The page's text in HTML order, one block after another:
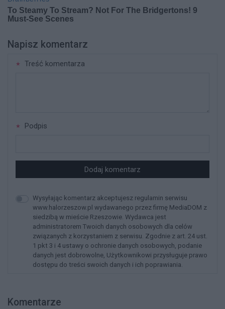
Napisz komentarz
Treść komentarza
Podpis
Dodaj komentarz
Wysyłając komentarz akceptujesz regulamin serwisu
www.halorzeszow.pl wydawanego przez firmę MediaDOM z
siedzibą w mieście Rzeszowie. Wydawca jest
administratorem Twoich danych osobowych dla celów
związanych z korzystaniem z serwisu. Zgodnie z art. 24 ust.
1 pkt 3 i 4 ustawy o ochronie danych osobowych, podanie
danych jest dobrowolne, Użytkownikowi przysługuje prawo
dostępu do treści swoich danych i ich poprawiania.
Komentarze